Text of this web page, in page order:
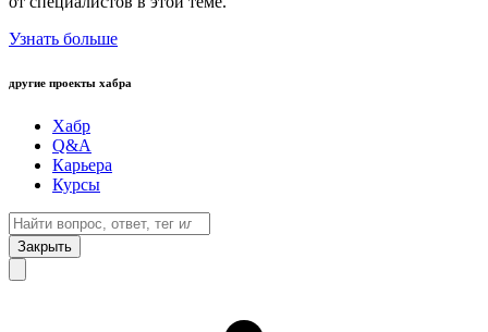
Узнать больше
другие проекты хабра
Хабр
Q&A
Карьера
Курсы
Закрыть